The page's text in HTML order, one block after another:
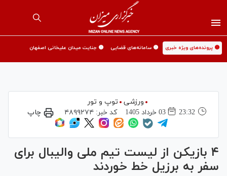
🟡 پرونده‌های ویژه خبری 🟡 سامانه‌های قضایی 🟡 جنایت میدان علیخانی اصفهان
ورزشی
توپ و تور
23:32
03 خرداد 1405 کد خبر:۴۸۹۹۲۷۴ چاپ
۴ بازیکن از لیست تیم ملی والیبال برای
سفر به برزیل خط خوردند